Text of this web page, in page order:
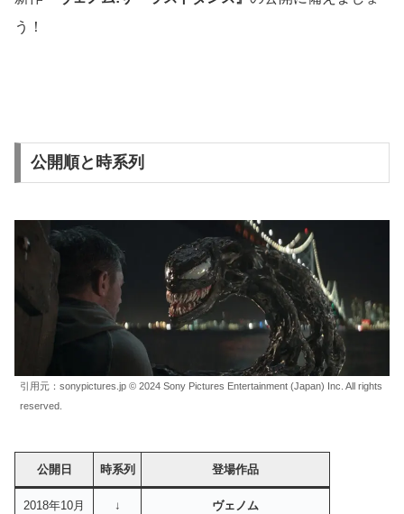
う！
公開順と時系列
引用元：sonypictures.jp © 2024 Sony Pictures Entertainment (Japan) Inc. All rights
reserved.
公開日 時系列 登場作品
2018年10月 ↓ ヴェノム